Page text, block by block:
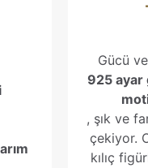
Gücü
925 ayar
, şık ve
çekiyor.
kılıç